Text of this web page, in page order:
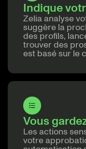
Indique
Zelia analyse
suggère la
des profils,
trouver des
est basé sur le
Vous
Les actions
votre